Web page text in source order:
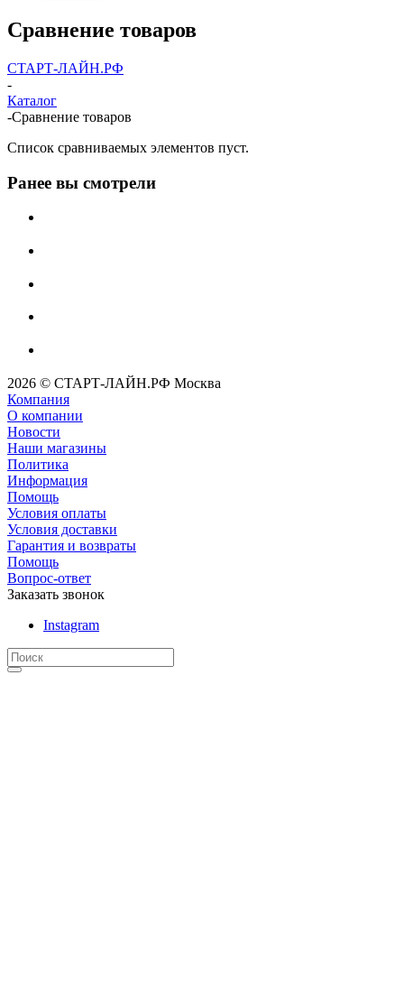
Сравнение товаров
СТАРТ-ЛАЙН.РФ
-
Каталог
-Сравнение товаров
Список сравниваемых элементов пуст.
Ранее вы смотрели
2026 © СТАРТ-ЛАЙН.РФ Москва
Компания
О компании
Новости
Наши магазины
Политика
Информация
Помощь
Условия оплаты
Условия доставки
Гарантия и возвраты
Помощь
Вопрос-ответ
Заказать звонок
Instagram